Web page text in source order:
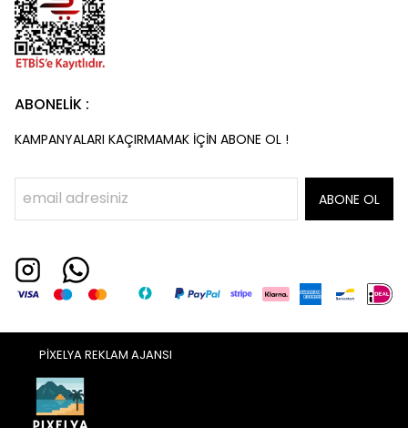
ABONELİK :
KAMPANYALARI KAÇIRMAMAK İÇİN ABONE OL !
ABONE OL
PİXELYA REKLAM AJANSI